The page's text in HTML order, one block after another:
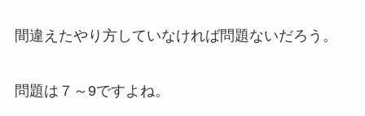
間違えたやり方していなければ問題ないだろう。
問題は７～9ですよね。